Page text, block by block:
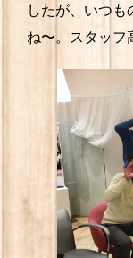
したが、いつも
ね〜。スタッフ